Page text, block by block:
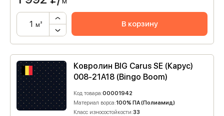
м² В корзину
Ковролин BIG Carus SE (Карус)
008-21A18 (Bingo Boom)
Код товара:00001942
Материал ворса:100% ПА (Полиамид)
Класс износостойкости:33